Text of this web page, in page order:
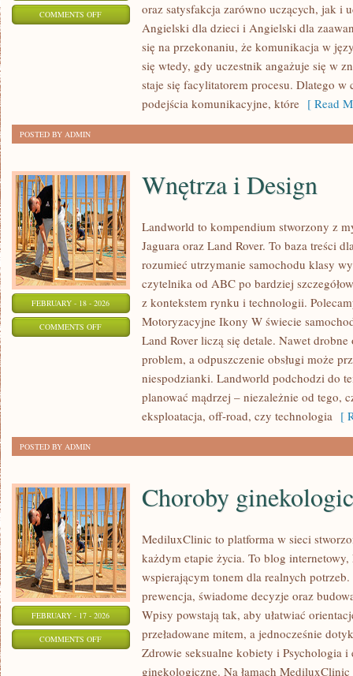
COMMENTS OFFON
ROZUMIENIE
oraz satysfakcja zarówno uczących, jak i
Angielski dla dzieci i Angielski dla
się na przekonaniu, że komunikacja w
się wtedy, gdy uczestnik angażuje się w
staje się facylitatorem procesu. Dlatego
podejścia komunikacyjne, które [ Read
POSTED BY ADMIN
FEBRUARY - 18 - 2026
COMMENTS OFFON
Wnętrza i Design
Landworld to kompendium stworzony z
Jaguara oraz Land Rover. To baza treści
rozumieć utrzymanie samochodu klasy
czytelnika od ABC po bardziej
z kontekstem rynku i technologii.
Motoryzacyjne Ikony W świecie
Land Rover liczą się detale. Nawet
problem, a odpuszczenie obsługi może
niespodzianki. Landworld podchodzi do
planować mądrzej – niezależnie od tego,
eksploatacja, off-road, czy technologia [
POSTED BY ADMIN
FEBRUARY - 17 - 2026
COMMENTS OFFON
Choroby
MediluxClinic to platforma w sieci
każdym etapie życia. To blog
wspierającym tonem dla realnych
prewencja, świadome decyzje oraz
Wpisy powstają tak, aby ułatwiać
przeładowane mitem, a jednocześnie
Zdrowie seksualne kobiety i Psychologia i
ginekologiczne. Na łamach MediluxClinic